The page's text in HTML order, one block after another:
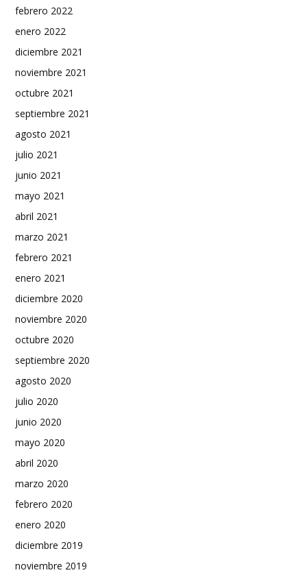
febrero 2022
enero 2022
diciembre 2021
noviembre 2021
octubre 2021
septiembre 2021
agosto 2021
julio 2021
junio 2021
mayo 2021
abril 2021
marzo 2021
febrero 2021
enero 2021
diciembre 2020
noviembre 2020
octubre 2020
septiembre 2020
agosto 2020
julio 2020
junio 2020
mayo 2020
abril 2020
marzo 2020
febrero 2020
enero 2020
diciembre 2019
noviembre 2019